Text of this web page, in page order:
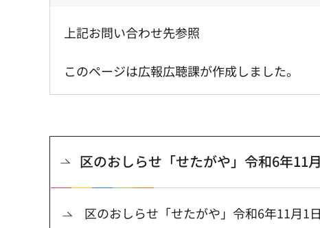
上記お問い合わせ先参照
このページは広報広聴課が作成しました。
区のおしらせ「せたがや」令和6年11
区のおしらせ「せたがや」令和6年11月1